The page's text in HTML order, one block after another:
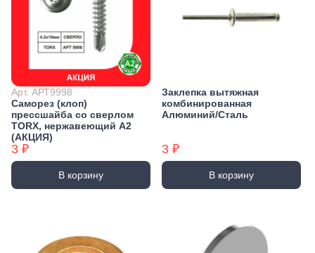
Арт. АРТ9998
Саморез (клоп)
прессшайба со сверлом
TORX, нержавеющий А2
(АКЦИЯ)
3 ₽
В корзину
Заклепка вытяжная
комбинированная
Алюминий/Сталь
3 ₽
В корзину